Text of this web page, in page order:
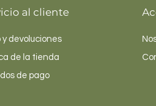
al cliente
y devoluciones
de la tienda
de pago